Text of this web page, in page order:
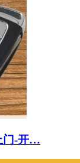
门-开…